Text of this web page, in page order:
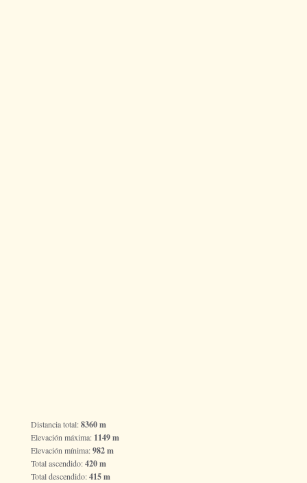
Distancia total:8360 m
Elevación máxima: 1149 m
Elevación mínima:982 m
Total ascendido:420 m
Total descendido:415 m